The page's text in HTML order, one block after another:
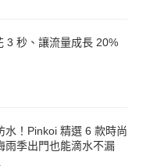
3 秒、讓流量成長 20%
水！Pinkoi 精選 6 款時尚
雨季出門也能滴水不漏